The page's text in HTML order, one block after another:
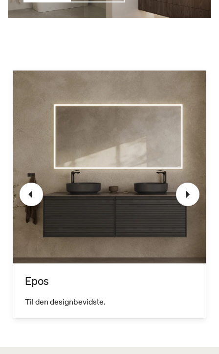
Epos
Til den designbevidste.